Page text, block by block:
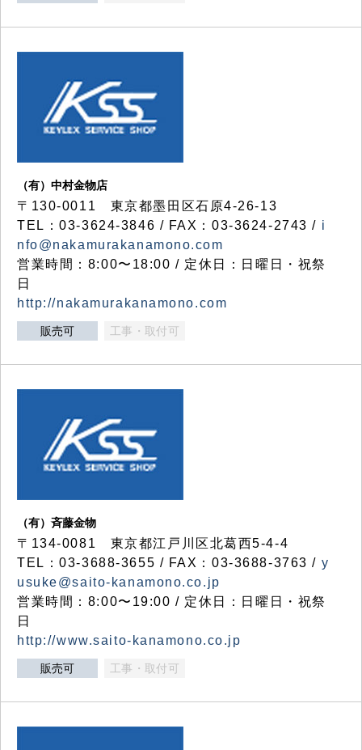
（有）中村金物店
〒130-0011 東京都墨田区石原4-26-13
TEL：03-3624-3846 / FAX：03-3624-2743 / i
nfo@nakamurakanamono.com
営業時間：8:00〜18:00 / 定休日：日曜日・祝祭
日
http://nakamurakanamono.com
販売可 工事・取付可
（有）斉藤金物
〒134-0081 東京都江戸川区北葛西5-4-4
TEL：03-3688-3655 / FAX：03-3688-3763 / y
usuke@saito-kanamono.co.jp
営業時間：8:00〜19:00 / 定休日：日曜日・祝祭
日
http://www.saito-kanamono.co.jp
販売可 工事・取付可